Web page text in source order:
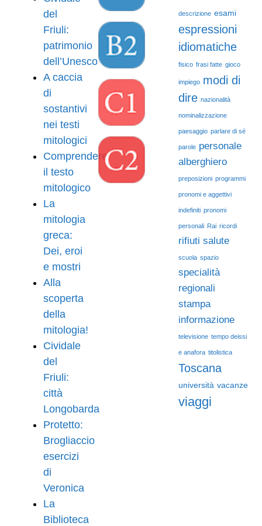
del
Friuli:
patrimonio
dell’Unesco
A caccia
di
sostantivi
nei testi
mitologici
Comprendere
il testo
mitologico
La
mitologia
greca:
Dei, eroi
e mostri
Alla
scoperta
della
mitologia!
Cividale
del
Friuli:
città
Longobarda
Protetto:
Brogliaccio
esercizi
di
Veronica
La
Biblioteca
descrizione esami
espressioni
idiomatiche
fisico frasi fatte gioco
impiego modi di
dire nazionalità
nominalizzazione
paesaggio parlare di sé
parole personale
alberghiero
preposizioni programmi
pronomi e aggettivi
indefiniti pronomi
personali Rai ricordi
rifiuti salute
scuola spazio
specialità
regionali
stampa
informazione
televisione tempo deissi
e anafora titolistica
Toscana
università vacanze
viaggi